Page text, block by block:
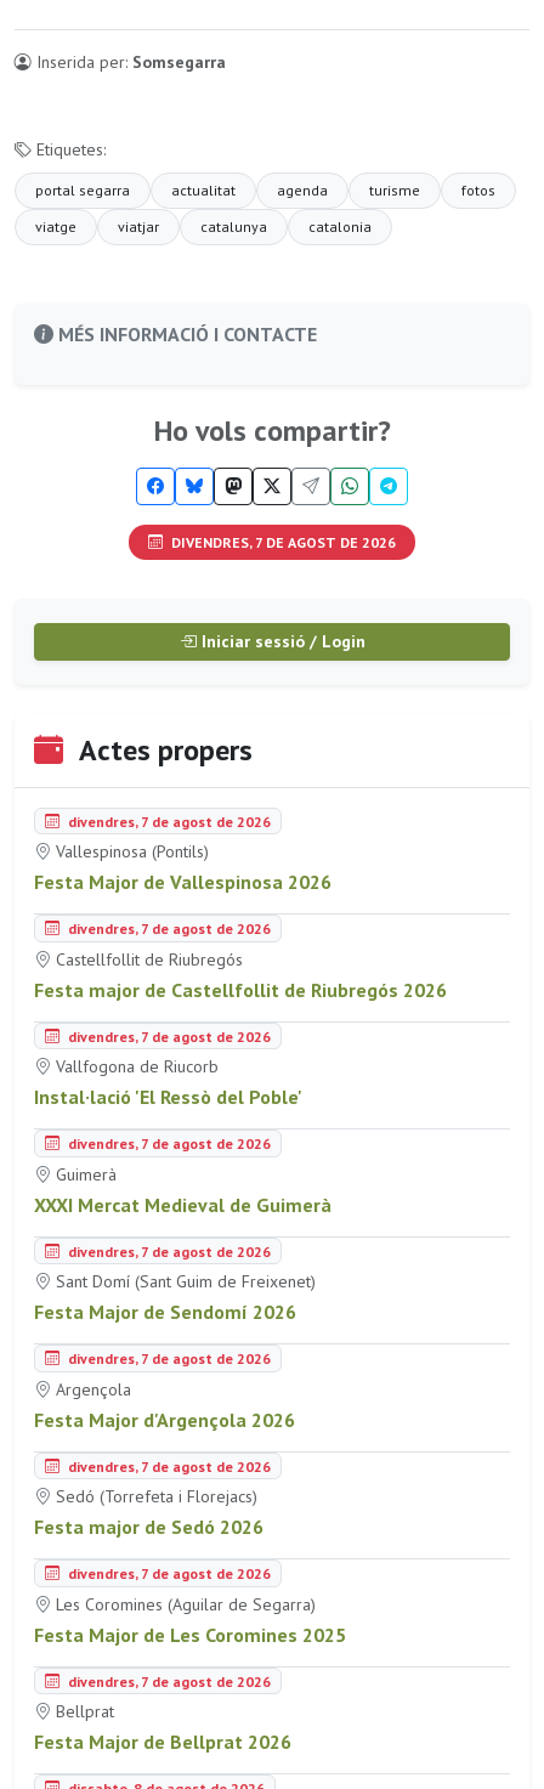
Inserida per: Somsegarra
Etiquetes:
portal segarra actualitat agenda turisme
fotos
viatge
viatjar catalunya catalonia
MÉS INFORMACIÓ I CONTACTE
Ho vols compartir?
DIVENDRES, 7 DE AGOST DE 2026
Iniciar sessió / Login
Actes propers
divendres, 7 de agost de 2026
Vallespinosa (Pontils)
Festa Major de Vallespinosa 2026
divendres, 7 de agost de 2026
Castellfollit de Riubregós
Festa major de Castellfollit de Riubregós 2026
divendres, 7 de agost de 2026
Vallfogona de Riucorb
Instal·lació 'El Ressò del Poble'
divendres, 7 de agost de 2026
Guimerà
XXXI Mercat Medieval de Guimerà
divendres, 7 de agost de 2026
Sant Domí (Sant Guim de Freixenet)
Festa Major de Sendomí 2026
divendres, 7 de agost de 2026
Argençola
Festa Major d'Argençola 2026
divendres, 7 de agost de 2026
Sedó (Torrefeta i Florejacs)
Festa major de Sedó 2026
divendres, 7 de agost de 2026
Les Coromines (Aguilar de Segarra)
Festa Major de Les Coromines 2025
divendres, 7 de agost de 2026
Bellprat
Festa Major de Bellprat 2026